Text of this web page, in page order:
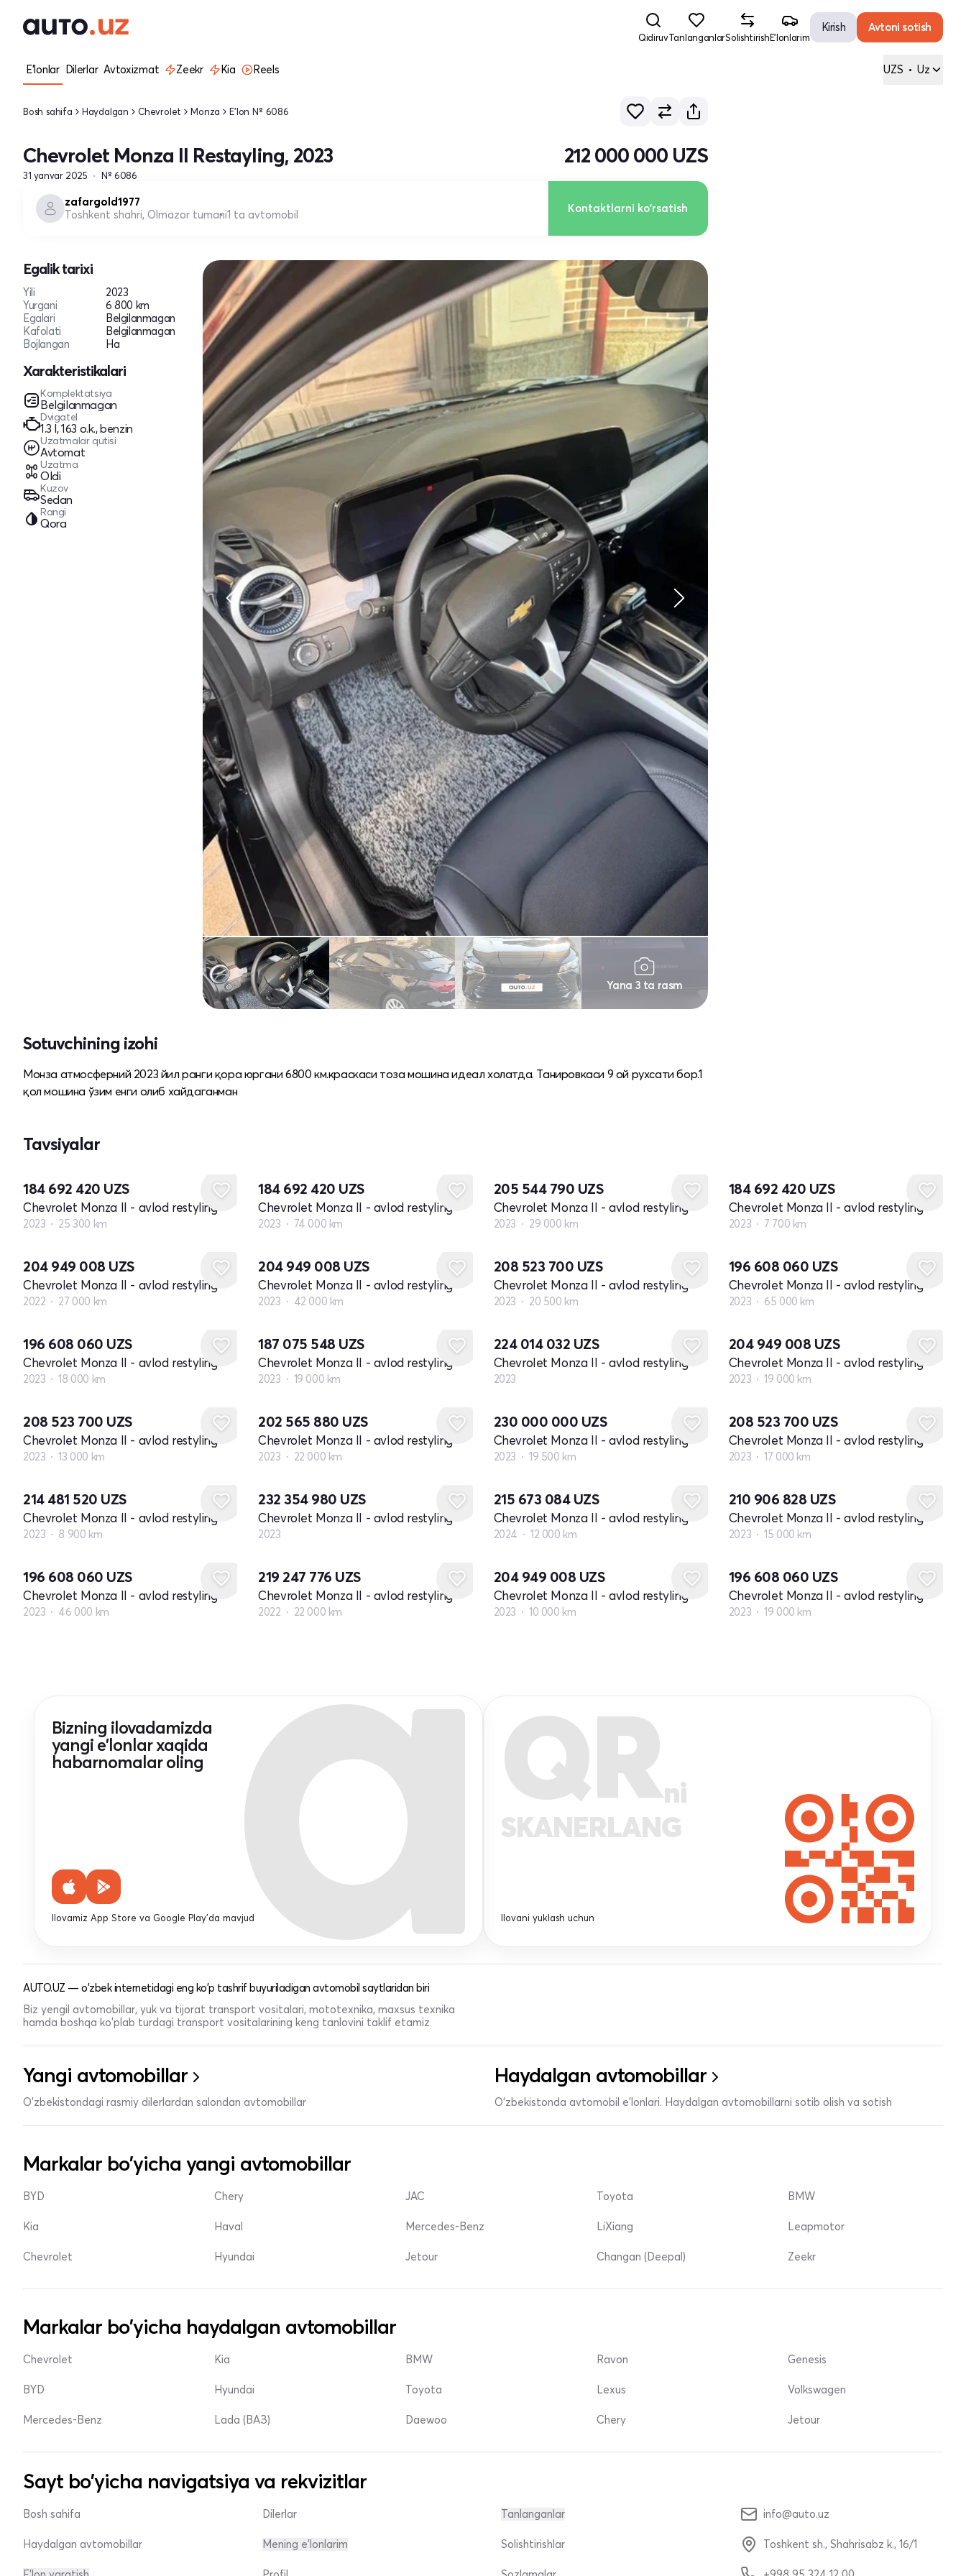
QidiruvTanlanganlarSolishtirishE'lonlarim
Kirish Avtoni sotish
E'lonlar Dilerlar Avtoxizmat Zeekr Kia Reels UZS • Uz
Bosh sahifa Haydalgan Chevrolet Monza E'lon № 6086
Chevrolet Monza II Restayling, 2023
31 yanvar 2025 № 6086
212 000 000 UZS
zafargold1977
Toshkent shahri, Olmazor tumani1 ta avtomobil Kontaktlarni ko'rsatish
Egalik tarixi
Yili
2023
Yurgani
6 800 km
Egalari
Belgilanmagan
Kafolati
Belgilanmagan
Bojlangan
Ha
Xarakteristikalari
Komplektatsiya
Belgilanmagan
Dvigatel
1.3 l, 163 o.k., benzin
Uzatmalar qutisi
Avtomat
Uzatma
Oldi
Kuzov
Sedan
Rangi
Qora
Yana 3 ta rasm
Sotuvchining izohi
Монза атмосферний 2023 йил ранги қора юргани 6800 км.краскаси тоза мошина идеал холатда. Танировкаси 9 ой рухсати бор.1
қол мошина ўзим енги олиб хайдаганман
Tavsiyalar
184 692 420 UZS
Chevrolet Monza II - avlod restyling
2023 25 300 km
184 692 420 UZS
Chevrolet Monza II - avlod restyling
2023 74 000 km
205 544 790 UZS
Chevrolet Monza II - avlod restyling
2023 29 000 km
184 692 420 UZS
Chevrolet Monza II - avlod restyling
2023 7 700 km
204 949 008 UZS
Chevrolet Monza II - avlod restyling
2022 27 000 km
204 949 008 UZS
Chevrolet Monza II - avlod restyling
2023 42 000 km
208 523 700 UZS
Chevrolet Monza II - avlod restyling
2023 20 500 km
196 608 060 UZS
Chevrolet Monza II - avlod restyling
2023 65 000 km
196 608 060 UZS
Chevrolet Monza II - avlod restyling
2023 18 000 km
187 075 548 UZS
Chevrolet Monza II - avlod restyling
2023 19 000 km
224 014 032 UZS
Chevrolet Monza II - avlod restyling
2023
204 949 008 UZS
Chevrolet Monza II - avlod restyling
2023 19 000 km
208 523 700 UZS
Chevrolet Monza II - avlod restyling
2023 13 000 km
202 565 880 UZS
Chevrolet Monza II - avlod restyling
2023 22 000 km
230 000 000 UZS
Chevrolet Monza II - avlod restyling
2023 19 500 km
208 523 700 UZS
Chevrolet Monza II - avlod restyling
2023 17 000 km
214 481 520 UZS
Chevrolet Monza II - avlod restyling
2023 8 900 km
232 354 980 UZS
Chevrolet Monza II - avlod restyling
2023
215 673 084 UZS
Chevrolet Monza II - avlod restyling
2024 12 000 km
210 906 828 UZS
Chevrolet Monza II - avlod restyling
2023 15 000 km
196 608 060 UZS
Chevrolet Monza II - avlod restyling
2023 46 000 km
219 247 776 UZS
Chevrolet Monza II - avlod restyling
2022 22 000 km
204 949 008 UZS
Chevrolet Monza II - avlod restyling
2023 10 000 km
196 608 060 UZS
Chevrolet Monza II - avlod restyling
2023 19 000 km
Bizning ilovadamizda
yangi e'lonlar xaqida
habarnomalar oling
Ilovamiz App Store va Google Play'da mavjud
QRni
SKANERLANG
Ilovani yuklash uchun
AUTO.UZ — o'zbek internetidagi eng ko'p tashrif buyuriladigan avtomobil saytlaridan biri
Biz yengil avtomobillar, yuk va tijorat transport vositalari, mototexnika, maxsus texnika
hamda boshqa ko'plab turdagi transport vositalarining keng tanlovini taklif etamiz
Yangi avtomobillar
O'zbekistondagi rasmiy dilerlardan salondan avtomobillar
Haydalgan avtomobillar
O'zbekistonda avtomobil e’lonlari. Haydalgan avtomobillarni sotib olish va sotish
Markalar bo'yicha yangi avtomobillar
BYD
Kia
Chevrolet
Chery
Haval
Hyundai
JAC
Mercedes-Benz
Jetour
Toyota
LiXiang
Changan (Deepal)
BMW
Leapmotor
Zeekr
Markalar bo'yicha haydalgan avtomobillar
Chevrolet
BYD
Mercedes-Benz
Kia
Hyundai
Lada (ВАЗ)
BMW
Toyota
Daewoo
Ravon
Lexus
Chery
Genesis
Volkswagen
Jetour
Sayt bo'yicha navigatsiya va rekvizitlar
Bosh sahifa
Haydalgan avtomobillar
Dilerlar
Mening e'lonlarim
Tanlanganlar
Solishtirishlar
info@auto.uz
Toshkent sh., Shahrisabz k., 16/1